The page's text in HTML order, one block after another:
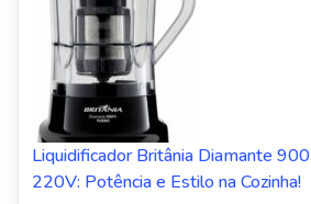
Liquidificador Britânia Diamante
220V: Potência e Estilo na Cozinha!